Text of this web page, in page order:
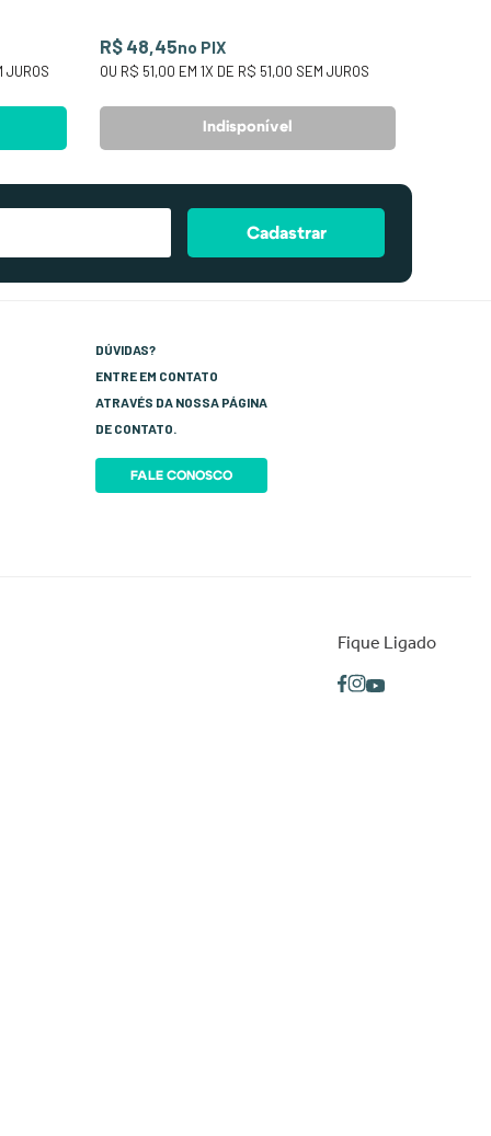
JUROS
R$ 48,45no PIX
OU R$ 51,00 EM 1X DE R$ 51,00 SEM JUROS
Indisponível
Cadastrar
DÚVIDAS?
ENTRE EM CONTATO
ATRAVÉS DA NOSSA PÁGINA
DE CONTATO.
FALE CONOSCO
Fique Ligado